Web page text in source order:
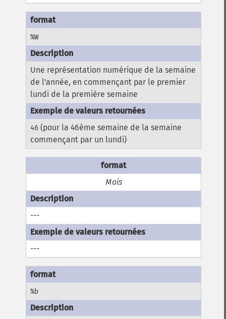
%W
Une représentation numérique de la semaine
de l'année, en commençant par le premier
lundi de la première semaine
46 (pour la 46ème semaine de la semaine
commençant par un lundi)
Mois
---
---
%b